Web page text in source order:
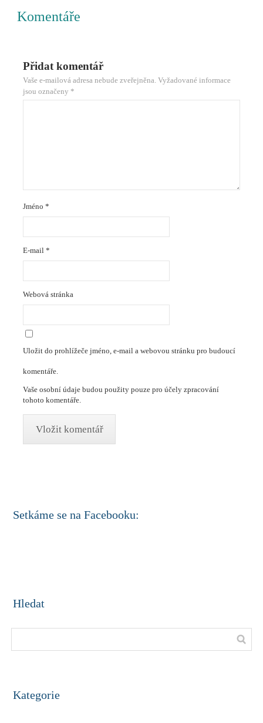
Komentáře
Přidat komentář
Vaše e-mailová adresa nebude zveřejněna. Vyžadované informace
jsou označeny *
Jméno*
E-mail*
Webová stránka
Uložit do prohlížeče jméno, e-mail a webovou stránku pro budoucí
komentáře.
Vaše osobní údaje budou použity pouze pro účely zpracování
tohoto komentáře.
Setkáme se na Facebooku:
Hledat
Kategorie